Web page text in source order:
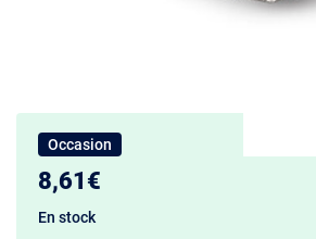
Occasion
8,61€
En stock